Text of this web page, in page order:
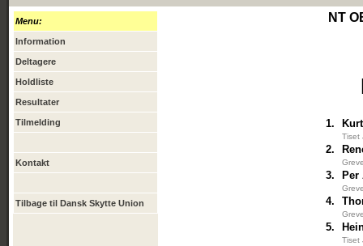
Menu:
Information
Deltagere
Holdliste
Resultater
Tilmelding
Kontakt
Tilbage til Dansk Skytte Union
NT
1.
Tiset
2.
3. Per
4.
5.
Tiset